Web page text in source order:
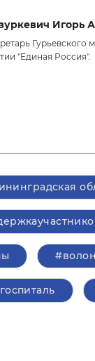
Игорь
Гурьевского
"Единая Россия".